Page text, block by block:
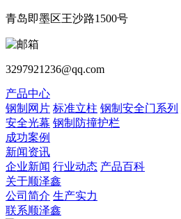
青岛即墨区王沙路1500号
3297921236@qq.com
产品中心
钢制网片 标准立柱 钢制安全门系列
安全光幕 钢制防撞护栏
成功案例
新闻资讯
企业新闻 行业动态 产品百科
关于顺泽鑫
公司简介 生产实力
联系顺泽鑫